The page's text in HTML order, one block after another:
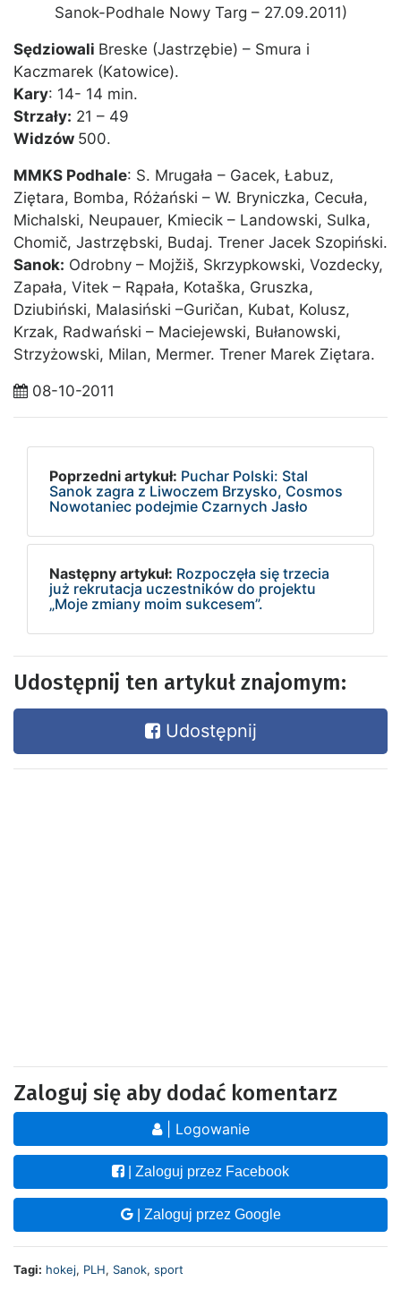
Sanok-Podhale Nowy Targ – 27.09.2011)
Sędziowali Breske (Jastrzębie) – Smura i
Kaczmarek (Katowice).
Kary: 14- 14 min.
Strzały: 21 – 49
Widzów 500.
MMKS Podhale: S. Mrugała – Gacek, Łabuz,
Ziętara, Bomba, Różański – W. Bryniczka, Cecuła,
Michalski, Neupauer, Kmiecik – Landowski, Sulka,
Chomič, Jastrzębski, Budaj. Trener Jacek Szopiński.
Sanok: Odrobny – Mojžiš, Skrzypkowski, Vozdecky,
Zapała, Vitek – Rąpała, Kotaška, Gruszka,
Dziubiński, Malasiński –Guričan, Kubat, Kolusz,
Krzak, Radwański – Maciejewski, Bułanowski,
Strzyżowski, Milan, Mermer. Trener Marek Ziętara.
08-10-2011
Poprzedni artykuł: Puchar Polski: Stal
Sanok zagra z Liwoczem Brzysko, Cosmos
Nowotaniec podejmie Czarnych Jasło
Następny artykuł: Rozpoczęła się trzecia
już rekrutacja uczestników do projektu
„Moje zmiany moim sukcesem”.
Udostępnij ten artykuł znajomym:
Udostępnij
Zaloguj się aby dodać komentarz
| Logowanie
| Zaloguj przez Facebook
| Zaloguj przez Google
Tagi: hokej, PLH, Sanok, sport